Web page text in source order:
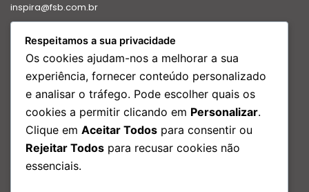
inspira@fsb.com.br
Intranet
Relatório de transparência
Redes Sociais
Facebook
Instagram
Linkedin
Youtube
Respeitamos a sua privacidade
Os cookies ajudam-nos a melhorar a sua
experiência, fornecer conteúdo personalizado
e analisar o tráfego. Pode escolher quais os
cookies a permitir clicando em Personalizar.
Clique em Aceitar Todos para consentir ou
Rejeitar Todos para recusar cookies não
essenciais.